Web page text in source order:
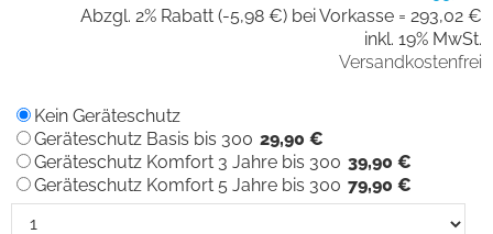
Abzgl. 2% Rabatt (-5,98 €) bei Vorkasse = 293,02 €
inkl. 19% MwSt.
Versandkostenfrei
Kein Geräteschutz
Geräteschutz Basis bis 300 29,90 €
Geräteschutz Komfort 3 Jahre bis 300 39,90 €
Geräteschutz Komfort 5 Jahre bis 300 79,90 €